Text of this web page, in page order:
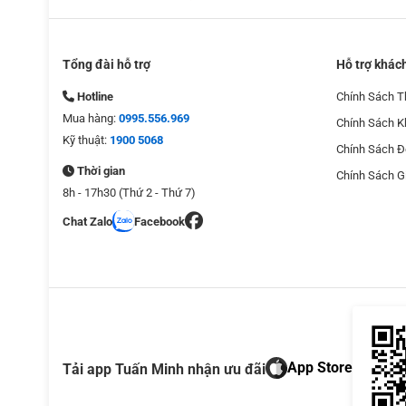
Tổng đài hỗ trợ
Hotline
Mua hàng: 0995.556.969
Kỹ thuật: 1900 5068
Thời gian
8h - 17h30 (Thứ 2 - Thứ 7)
Chat Zalo Facebook
Hỗ trợ
Chính Sách
Chính Sách
Chính Sách
Chính Sách
Tải app Tuấn Minh nhận ưu đãi App Store